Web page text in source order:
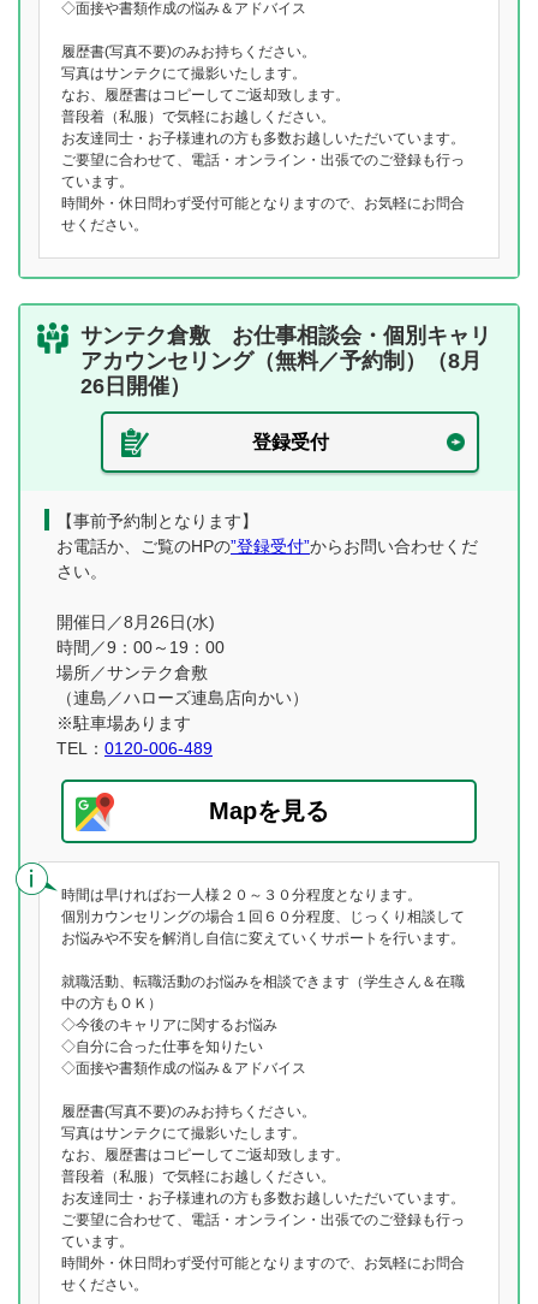
◇面接や書類作成の悩み＆アドバイス
履歴書(写真不要)のみお持ちください。
写真はサンテクにて撮影いたします。
なお、履歴書はコピーしてご返却致します。
普段着（私服）で気軽にお越しください。
お友達同士・お子様連れの方も多数お越しいただいています。
ご要望に合わせて、電話・オンライン・出張でのご登録も行っ
ています。
時間外・休日問わず受付可能となりますので、お気軽にお問合
せください。
サンテク倉敷 お仕事相談会・個別キャリ
アカウンセリング（無料／予約制）（8月
26日開催）
登録受付
【事前予約制となります】
お電話か、ご覧のHPの”登録受付”からお問い合わせくだ
さい。
開催日／8月26日(水)
時間／9：00～19：00
場所／サンテク倉敷
（連島／ハローズ連島店向かい）
※駐車場あります
TEL： 0120-006-489
Mapを見る
時間は早ければお一人様２０～３０分程度となります。
個別カウンセリングの場合１回６０分程度、じっくり相談して
お悩みや不安を解消し自信に変えていくサポートを行います。
就職活動、転職活動のお悩みを相談できます（学生さん＆在職
中の方もＯＫ）
◇今後のキャリアに関するお悩み
◇自分に合った仕事を知りたい
◇面接や書類作成の悩み＆アドバイス
履歴書(写真不要)のみお持ちください。
写真はサンテクにて撮影いたします。
なお、履歴書はコピーしてご返却致します。
普段着（私服）で気軽にお越しください。
お友達同士・お子様連れの方も多数お越しいただいています。
ご要望に合わせて、電話・オンライン・出張でのご登録も行っ
ています。
時間外・休日問わず受付可能となりますので、お気軽にお問合
せください。